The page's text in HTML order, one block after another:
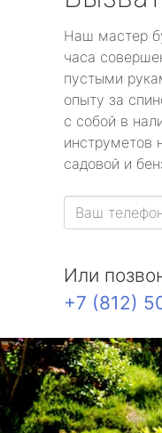
Наш мастер
часа
пустыми
опыту за
с собой в
инструметов
садовой и
Или
+7 (812)